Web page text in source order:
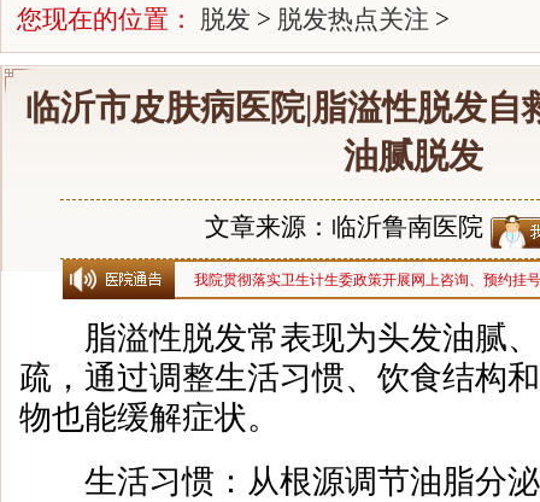
您现在的位置： 脱发 > 脱发热点关注 >
临沂市皮肤病医院|脂溢性脱发自
油腻脱发
文章来源：临沂鲁南医院
我院贯彻落实卫生计生委政策开展网上咨询、预约挂
脂溢性脱发常表现为头发油腻、
疏，通过调整生活习惯、饮食结构
物也能缓解症状。
生活习惯：从根源调节油脂分泌